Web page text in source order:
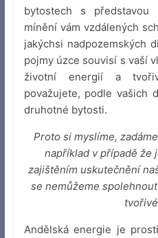
bytostech s
mínění vám vzdálených
jakýchsi nadpozemských
pojmy úzce souvisí s vaší
životní energií a
považujete, podle vašich
druhotné bytosti.
Proto si myslíme,
například v případě že
zajištěním uskutečnění
se nemůžeme
Andělská energie je